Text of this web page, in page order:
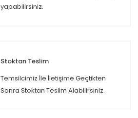
yapabilirsiniz.
Stoktan Teslim
Temsilcimiz İle İletişime Geçtikten
Sonra Stoktan Teslim Alabilirsiniz.